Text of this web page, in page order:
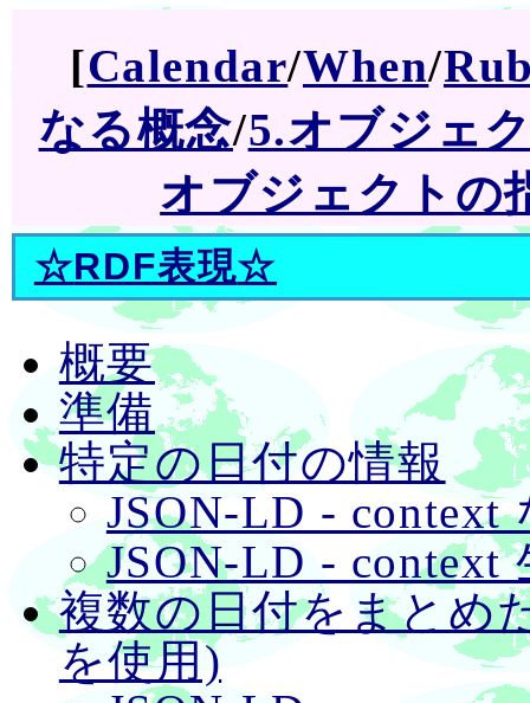
[Calendar/When/
なる概念/5.オブジェ
オブジェクトの
☆RDF表現☆
概要
準備
特定の日付の情報
JSON-LD - context
JSON-LD - context
複数の日付をまとめ
を使用)